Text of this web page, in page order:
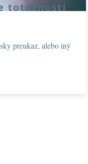
totožnosti
preukaz, alebo iný